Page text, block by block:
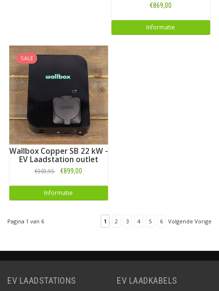
€869,00
Informatie
SALE
Wallbox Copper SB 22 kW -
EV Laadstation outlet
€959,95 €899,00
Informatie
Pagina 1 van 6 1 2 3 4 5 6 Volgende Vorige
EV LAADSTATIONS EV LAADKABELS